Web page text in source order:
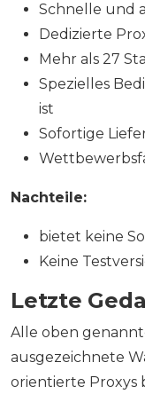
Schnelle und
Dedizierte
Mehr als 27
Spezielles
ist
Sofortige
Nachteile:
bietet keine
Keine
Letzte
Alle oben
ausgezeichnete
orientierte Proxys